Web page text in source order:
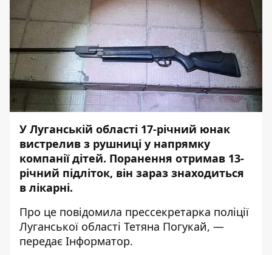
У Луганській області 17-річний юнак
вистрелив з рушниці у напрямку
компанії дітей. Поранення отримав 13-
річний підліток, він зараз знаходиться
в лікарні.
Про це повідомила прессекретарка поліції
Луганської області Тетяна Погукай, —
передає Інформатор.